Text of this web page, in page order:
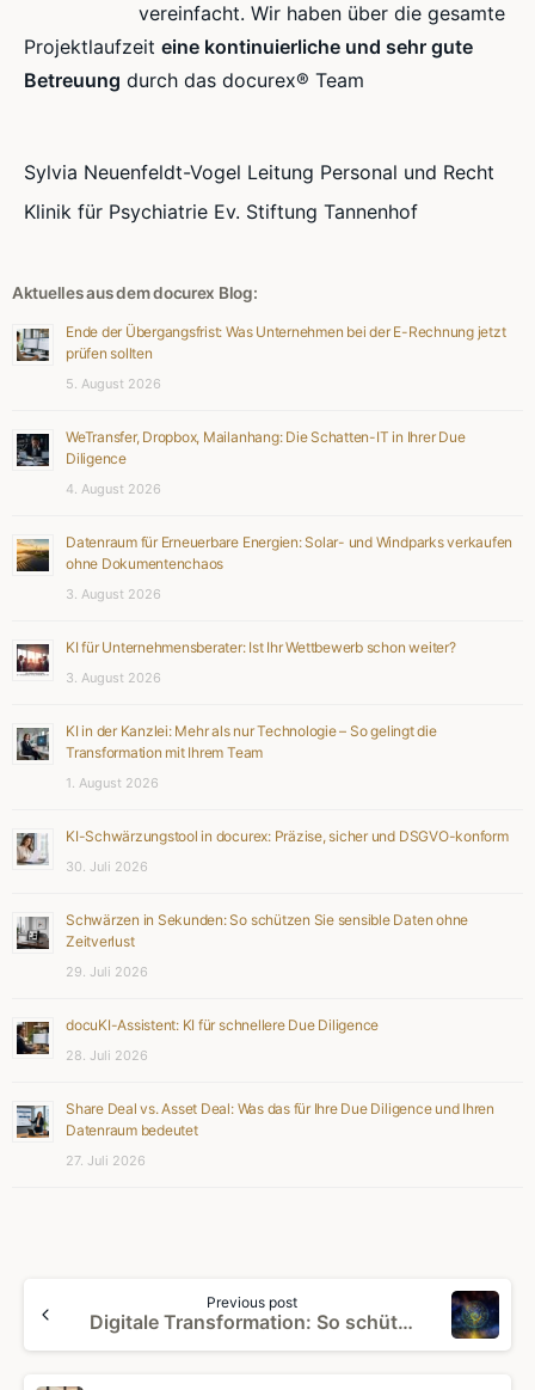
vereinfacht. Wir haben über die gesamte
Projektlaufzeit eine kontinuierliche und sehr gute
Betreuung durch das docurex® Team
Sylvia Neuenfeldt-Vogel Leitung Personal und Recht
Klinik für Psychiatrie Ev. Stiftung Tannenhof
Aktuelles aus dem docurex Blog:
Ende der Übergangsfrist: Was Unternehmen bei der E-Rechnung jetzt
prüfen sollten
5. August 2026
WeTransfer, Dropbox, Mailanhang: Die Schatten-IT in Ihrer Due
Diligence
4. August 2026
Datenraum für Erneuerbare Energien: Solar- und Windparks verkaufen
ohne Dokumentenchaos
3. August 2026
KI für Unternehmensberater: Ist Ihr Wettbewerb schon weiter?
3. August 2026
KI in der Kanzlei: Mehr als nur Technologie – So gelingt die
Transformation mit Ihrem Team
1. August 2026
KI-Schwärzungstool in docurex: Präzise, sicher und DSGVO-konform
30. Juli 2026
Schwärzen in Sekunden: So schützen Sie sensible Daten ohne
Zeitverlust
29. Juli 2026
docuKI-Assistent: KI für schnellere Due Diligence
28. Juli 2026
Share Deal vs. Asset Deal: Was das für Ihre Due Diligence und Ihren
Datenraum bedeutet
27. Juli 2026
Reading
Previous post
Digitale Transformation: So schützen Unternehmen sensible Daten